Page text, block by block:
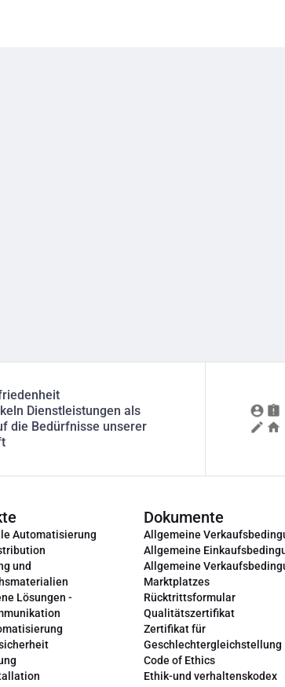
Dienstleistungen als
die Bedürfnisse unserer
Automatisierung
und
Lösungen -
Dokumente
Allgemeine
Allgemeine
Allgemeine
Marktplatzes
Rücktrittsformular
Qualitätszertifikat
Zertifikat für
Geschlechtergleichstellung
Code of Ethics
Ethik-und verhaltenskodex